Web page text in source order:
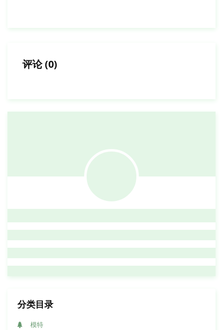
评论(0)
分类目录
模特